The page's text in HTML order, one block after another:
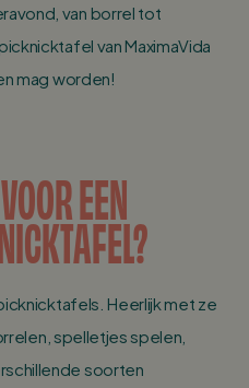
van borrel tot
van MaximaVida
mag worden!
EEN
Heerlijk met ze
spelletjes spelen,
soorten